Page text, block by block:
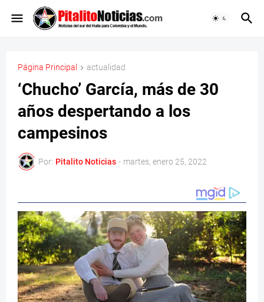
Página Principal actualidad
‘Chucho’ García, más de 30
años despertando a los
campesinos
Por: Pitalito Noticias - martes, enero 25, 2022